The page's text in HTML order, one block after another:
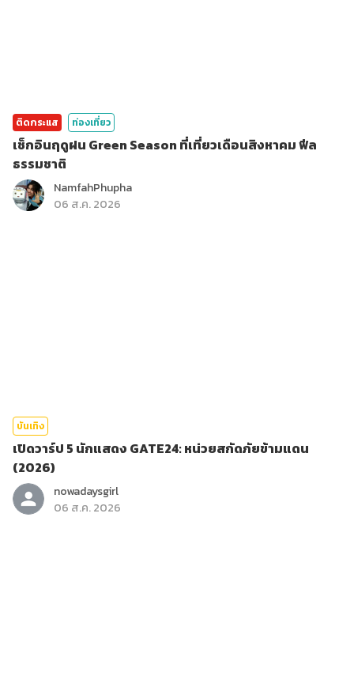
ติดกระแส ท่องเที่ยว
เช็กอินฤดูฝน Green Season ที่เที่ยวเดือนสิงหาคม ฟีล
ธรรมชาติ
NamfahPhupha
06 ส.ค. 2026
บันเทิง
เปิดวาร์ป 5 นักแสดง GATE24: หน่วยสกัดภัยข้ามแดน
(2026)
nowadaysgirl
06 ส.ค. 2026